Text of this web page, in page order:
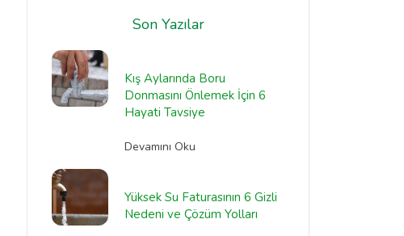
Son Yazılar
Kış Aylarında Boru
Donmasını Önlemek İçin 6
Hayati Tavsiye
Devamını Oku
Yüksek Su Faturasının 6 Gizli
Nedeni ve Çözüm Yolları